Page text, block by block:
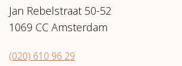
Jan Rebelstraat 50-52
1069 CC Amsterdam
(020) 610 96 29